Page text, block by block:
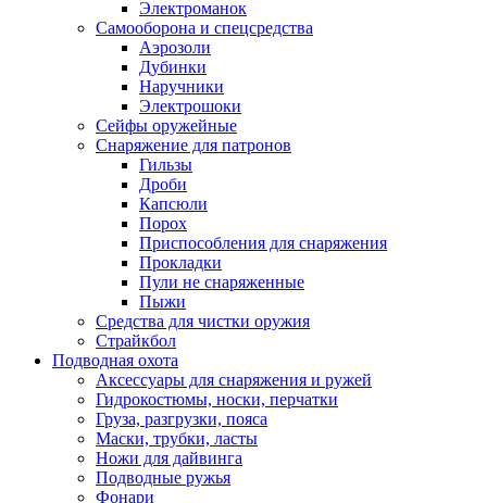
Электроманок
Самооборона и спецсредства
Аэрозоли
Дубинки
Наручники
Электрошоки
Сейфы оружейные
Снаряжение для патронов
Гильзы
Дроби
Капсюли
Порох
Приспособления для снаряжения
Прокладки
Пули не снаряженные
Пыжи
Средства для чистки оружия
Страйкбол
Подводная охота
Аксессуары для снаряжения и ружей
Гидрокостюмы, носки, перчатки
Груза, разгрузки, пояса
Маски, трубки, ласты
Ножи для дайвинга
Подводные ружья
Фонари